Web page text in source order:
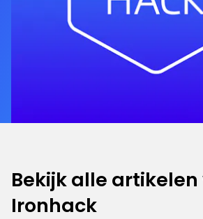
Bekijk alle artikelen
Ironhack